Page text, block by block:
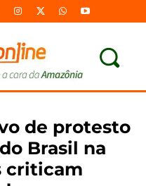
de protesto
Brasil na
criticam